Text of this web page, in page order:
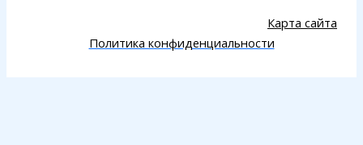
Карта сайта
Политика конфиденциальности